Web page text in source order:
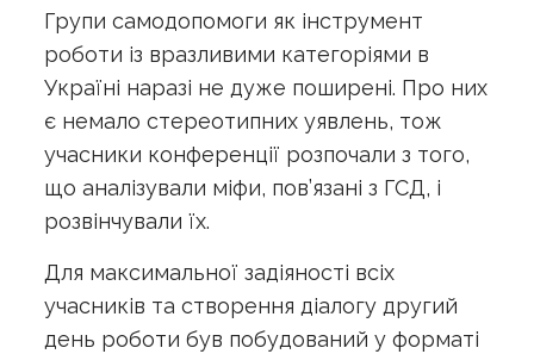
Групи самодопомоги як інструмент
роботи із вразливими категоріями в
Україні наразі не дуже поширені. Про них
є немало стереотипних уявлень, тож
учасники конференції розпочали з того,
що аналізували міфи, пов’язані з ГСД, і
розвінчували їх.
Для максимальної задіяності всіх
учасників та створення діалогу другий
день роботи був побудований у форматі